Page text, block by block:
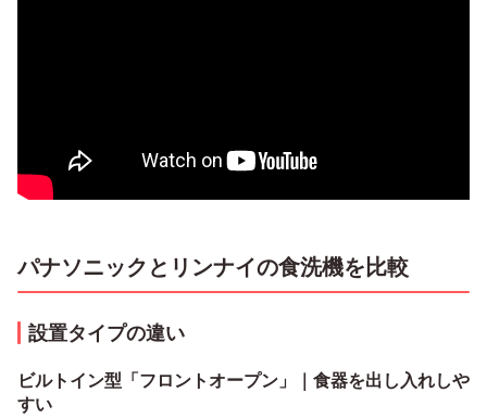
パナソニックとリンナイの食洗機を比較
設置タイプの違い
ビルトイン型「フロントオープン」｜食器を出し入れしや
すい